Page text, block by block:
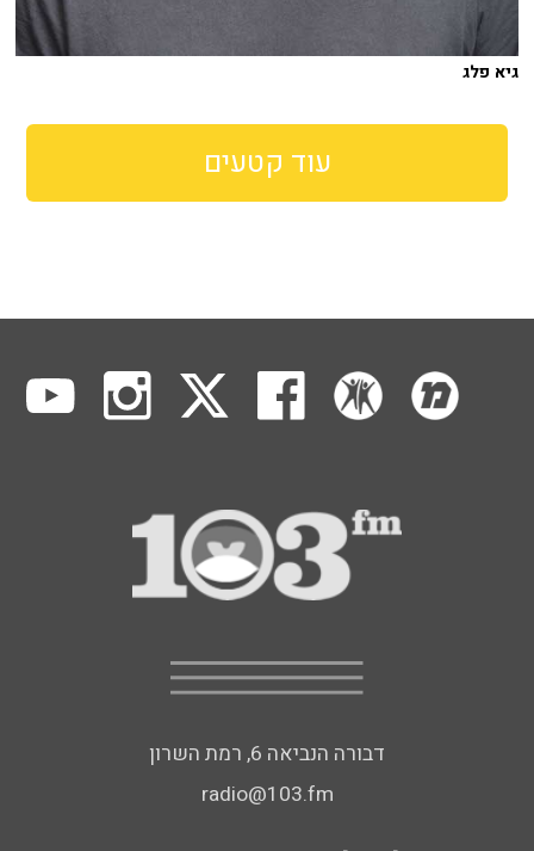
גיא פלג
עוד קטעים
דבורה הנביאה 6, רמת השרון
radio@103.fm